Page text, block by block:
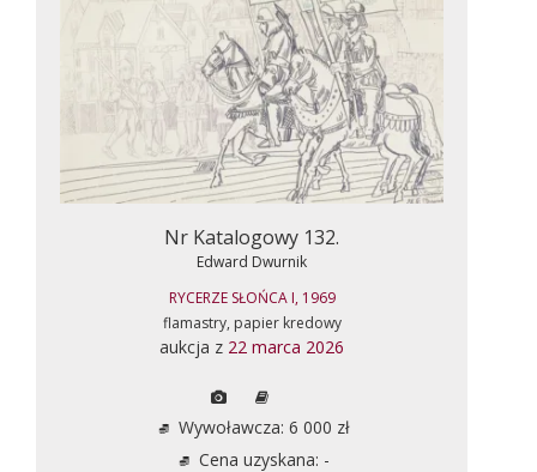
Nr Katalogowy 132.
Edward Dwurnik
RYCERZE SŁOŃCA I, 1969
flamastry, papier kredowy
aukcja z 22 marca 2026
Wywoławcza: 6 000 zł
Cena uzyskana: -